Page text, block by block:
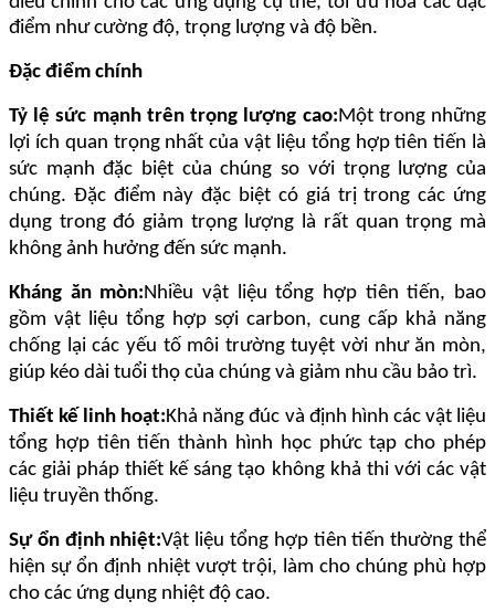
điểm như cường độ, trọng lượng và độ bền.
Đặc điểm chính
Tỷ lệ sức mạnh trên trọng lượng cao: Một trong những
lợi ích quan trọng nhất của vật liệu tổng hợp tiên tiến là
sức mạnh đặc biệt của chúng so với trọng lượng của
chúng. Đặc điểm này đặc biệt có giá trị trong các ứng
dụng trong đó giảm trọng lượng là rất quan trọng mà
không ảnh hưởng đến sức mạnh.
Kháng ăn mòn:Nhiều vật liệu tổng hợp tiên tiến, bao
gồm vật liệu tổng hợp sợi carbon, cung cấp khả năng
chống lại các yếu tố môi trường tuyệt vời như ăn mòn,
giúp kéo dài tuổi thọ của chúng và giảm nhu cầu bảo trì.
Thiết kế linh hoạt:Khả năng đúc và định hình các vật liệu
tổng hợp tiên tiến thành hình học phức tạp cho phép
các giải pháp thiết kế sáng tạo không khả thi với các vật
liệu truyền thống.
Sự ổn định nhiệt:Vật liệu tổng hợp tiên tiến thường thể
hiện sự ổn định nhiệt vượt trội, làm cho chúng phù hợp
cho các ứng dụng nhiệt độ cao.